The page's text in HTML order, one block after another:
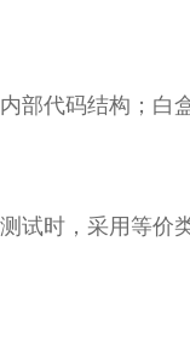
部代码结构；白
试时，采用等价